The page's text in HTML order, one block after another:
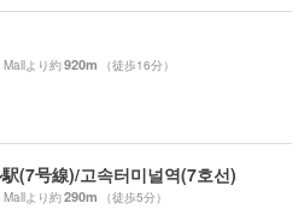
より約920m （徒歩16分）
(7号線)/고속터미널역(7호선)
より約290m （徒歩5分）